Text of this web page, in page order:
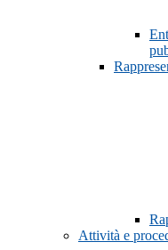
Attività e